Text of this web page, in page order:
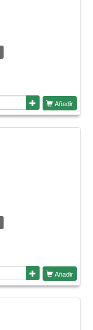
Añadir
Añadir